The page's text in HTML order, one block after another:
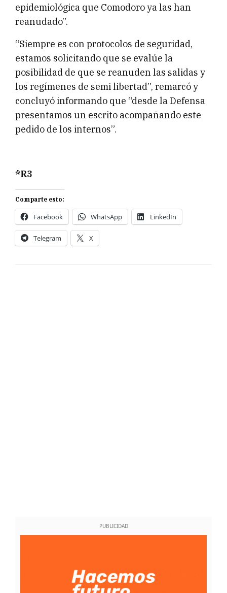
epidemiológica que Comodoro ya las han
reanudado”.
“Siempre es con protocolos de seguridad,
estamos solicitando que se evalúe la
posibilidad de que se reanuden las salidas y
los regímenes de semi libertad”, remarcó y
concluyó informando que “desde la Defensa
presentamos un escrito acompañando este
pedido de los internos”.
*R3
Comparte esto:
Facebook WhatsApp LinkedIn
Telegram X